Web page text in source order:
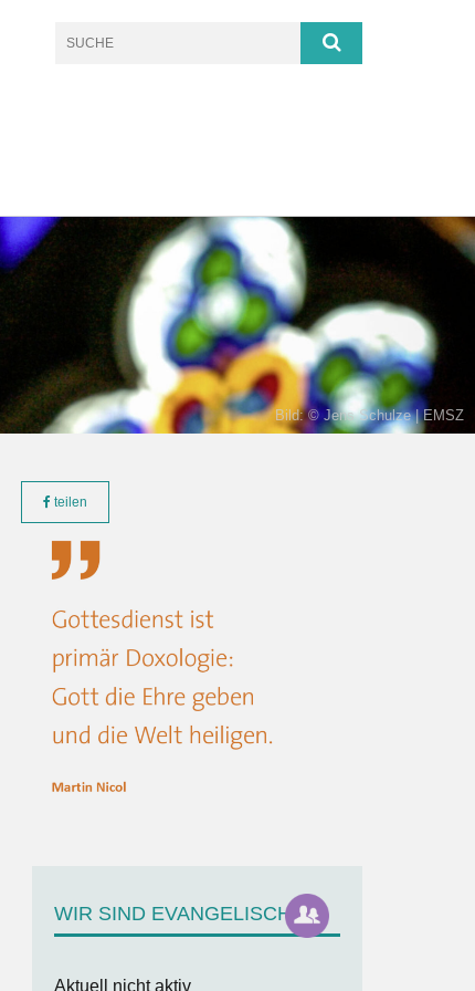
Bild: © Jens Schulze | EMSZ
teilen
WIR SIND EVANGELISCH
Aktuell nicht aktiv